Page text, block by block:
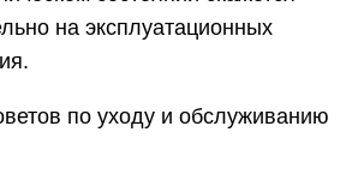
на эксплуатационных
по уходу и обслуживанию